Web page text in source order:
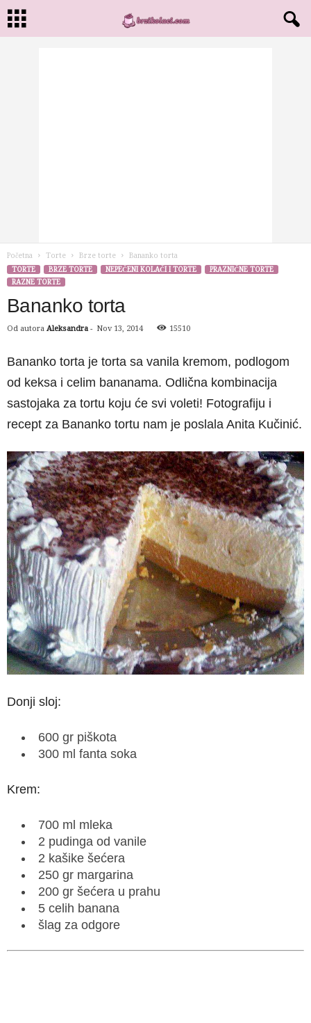
Početna Torte Brze torte
Bananko torta
TORTE
BRZE TORTE NEPEČENI KOLAČI I TORTE
PRAZNIČNE TORTE
RAZNE TORTE
Bananko torta
Od autora Aleksandra - Nov 13, 2014 15510
Bananko torta je torta sa vanila kremom, podlogom
od keksa i celim bananama. Odlična kombinacija
sastojaka za tortu koju će svi voleti! Fotografiju i
recept za Bananko tortu nam je poslala Anita Kučinić.
Donji sloj:
600 gr piškota
300 ml fanta soka
Krem:
700 ml mleka
2 pudinga od vanile
2 kašike šećera
250 gr margarina
200 gr šećera u prahu
5 celih banana
šlag za odgore